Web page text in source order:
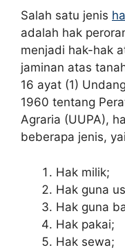
Salah satu jenis
adalah hak
menjadi hak-hak
jaminan atas
16 ayat (1)
1960 tentang
Agraria (UUPA),
beberapa jenis,
Hak milik;
Hak guna
Hak guna
Hak pakai;
Hak sewa;